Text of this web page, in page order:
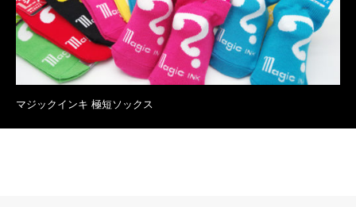
マジックインキ 極短ソックス